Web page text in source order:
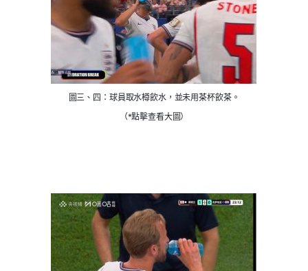
圖三、四：球員取水樽飲水，並未用茶杯飲茶。
（*點擊查看大圖）